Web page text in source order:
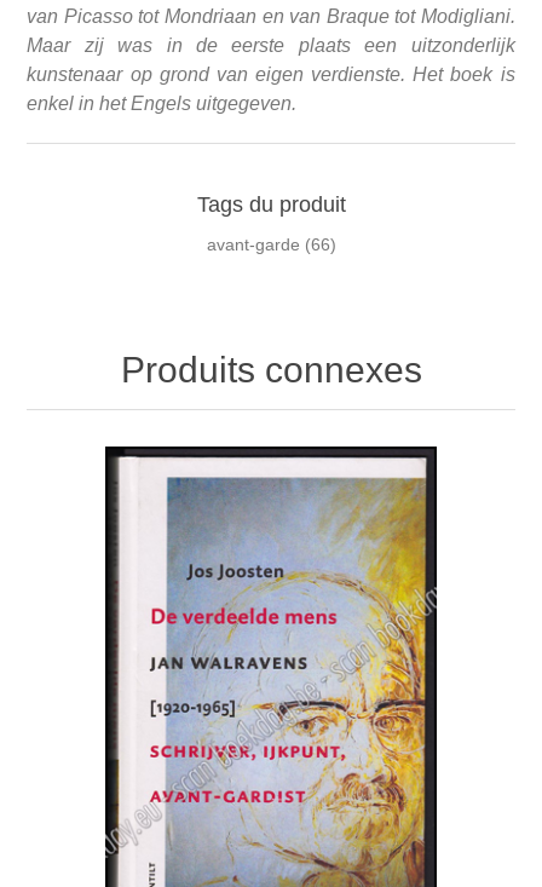
van Picasso tot Mondriaan en van Braque tot Modigliani.
Maar zij was in de eerste plaats een uitzonderlijk
kunstenaar op grond van eigen verdienste. Het boek is
enkel in het Engels uitgegeven.
Tags du produit
avant-garde (66)
Produits connexes